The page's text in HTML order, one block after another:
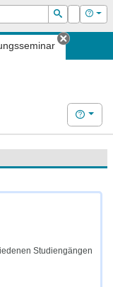
Suchen
Login Hilfe
Tab
Hilfe
Studiengängen